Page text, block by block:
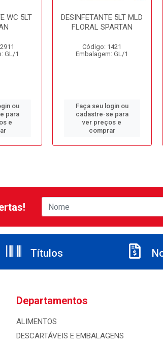
WC 5LT
GL/1
ou
para
e
DESINFETANTE 5LT MLD
FLORAL SPARTAN
Código: 1421
Embalagem: GL/1
Faça seu login ou
cadastre-se para
ver preços e
comprar
Títulos
Departamentos
ALIMENTOS
DESCARTÁVEIS E EMBALAGENS